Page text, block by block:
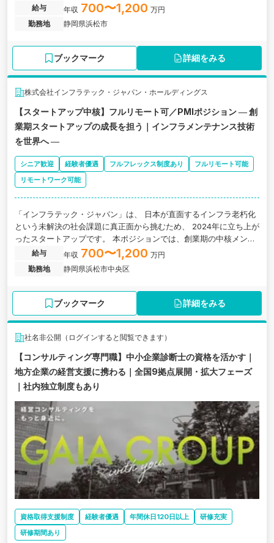
ーとして M&Aポジションから事業成長をドライブしていただきま
す。 日本、そして世界のインフラの未来を変える。 その第一歩を、
私たちと一緒に踏み出しませんか。
給与 年収 700〜1,200 万円
勤務地
静岡県浜松市
ブックマーク 詳細をみる
株式会社インフラテック・ジャパン・ホールディングス
【スタートアップ中核】フルリモート可／PMIポジション ― 創
業期スタートアップの成長を担う｜インフラメンテナンス技術
を世界へ ―
シニア歓迎 経験者優遇 フルフレックス制度あり
フルリモート可能
リモートワーク可能
「インフラテック・ジャパン」は、 日本が直面するインフラ老朽化
という未解決の社会課題に真正面から挑むため、 2024年に立ち上が
ったスタートアップです。 本ポジションでは、創業期の中核メンバ
ーとして PMIポジションから事業成長をドライブしていただきま
す。 日本、そして世界のインフラの未来を変える。 その第一歩を、
私たちと一緒に踏み出しませんか。
給与 年収 700〜1,200 万円
勤務地
静岡県浜松市中央区
ブックマーク 詳細をみる
社名非公開（ログインすると閲覧できます）
【コンサルティング専門職】中小企業診断士の資格を活かす｜
地方企業の経営支援に携わる｜全国9拠点展開・拡大フェーズ
｜社内独立制度もあり
資格取得支援制度 経験者優遇 年間休日120日以上
研修充実
研修期間あり